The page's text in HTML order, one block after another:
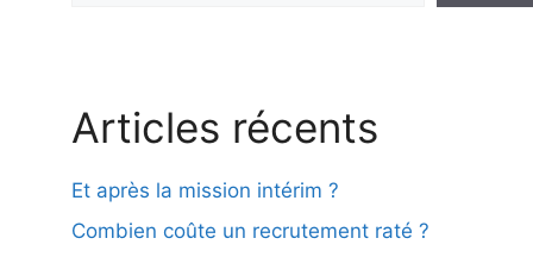
Articles récents
Et après la mission intérim ?
Combien coûte un recrutement raté ?